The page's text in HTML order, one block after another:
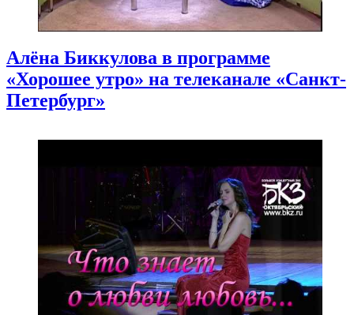
Алёна Биккулова в программе
«Хорошее утро» на телеканале «Санкт-
Петербург»